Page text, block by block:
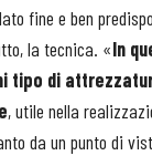
fine e ben
la tecnica. «In
tipo di
, utile nella
da un punto di